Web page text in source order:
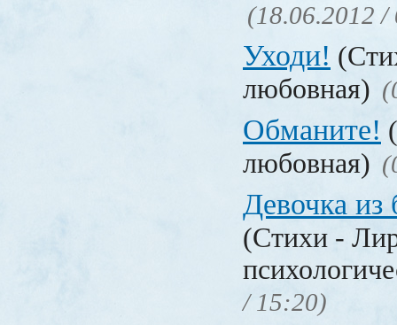
(18.06.2012 /
Уходи!
любовная)
Обманите!
любовная)
Девочка
(Стихи -
/ 15:20)